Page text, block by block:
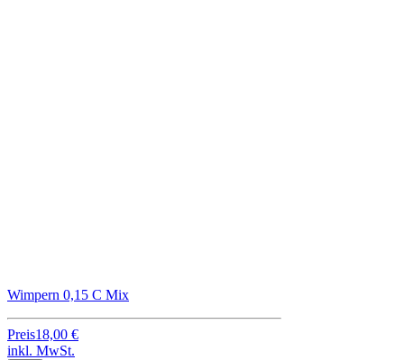
Wimpern 0,15 C Mix
Preis18,00 €
inkl. MwSt.